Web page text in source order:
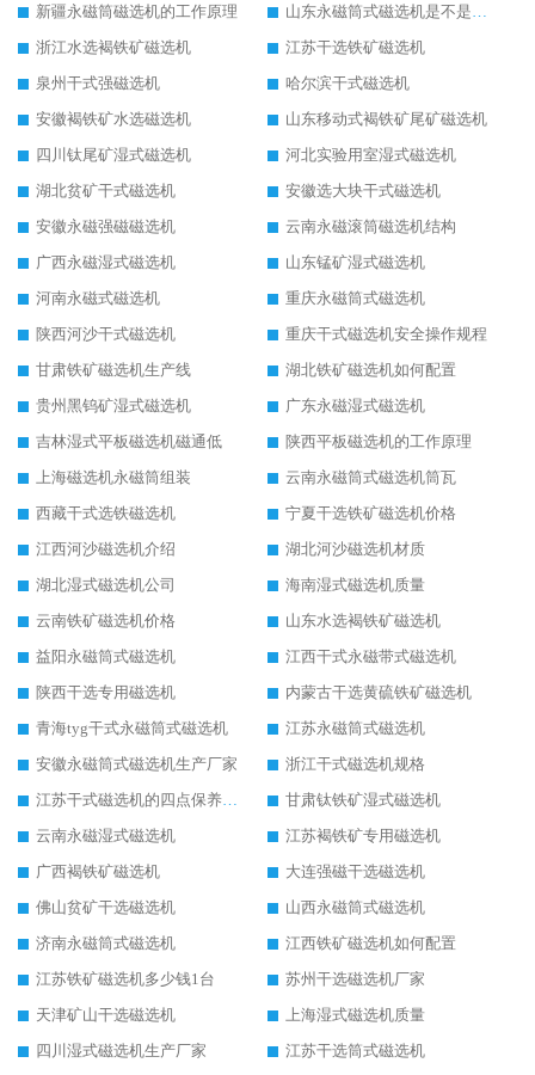
新疆永磁筒磁选机的工作原理
浙江水选褐铁矿磁选机
江苏干选铁矿磁选机
泉州干式强磁选机
哈尔滨干式磁选机
安徽褐铁矿水选磁选机
山东移动式褐铁矿尾矿磁选机
四川钛尾矿湿式磁选机
河北实验用室湿式磁选机
湖北贫矿干式磁选机
安徽选大块干式磁选机
安徽永磁强磁磁选机
云南永磁滚筒磁选机结构
广西永磁湿式磁选机
山东锰矿湿式磁选机
河南永磁式磁选机
重庆永磁筒式磁选机
陕西河沙干式磁选机
重庆干式磁选机安全操作规程
甘肃铁矿磁选机生产线
湖北铁矿磁选机如何配置
贵州黑钨矿湿式磁选机
广东永磁湿式磁选机
吉林湿式平板磁选机磁通低
陕西平板磁选机的工作原理
上海磁选机永磁筒组装
云南永磁筒式磁选机筒瓦
西藏干式选铁磁选机
宁夏干选铁矿磁选机价格
江西河沙磁选机介绍
湖北河沙磁选机材质
湖北湿式磁选机公司
海南湿式磁选机质量
云南铁矿磁选机价格
山东水选褐铁矿磁选机
益阳永磁筒式磁选机
江西干式永磁带式磁选机
陕西干选专用磁选机
内蒙古干选黄硫铁矿磁选机
青海tyg干式永磁筒式磁选机
江苏永磁筒式磁选机
安徽永磁筒式磁选机生产厂家
浙江干式磁选机规格
甘肃钛铁矿湿式磁选机
云南永磁湿式磁选机
江苏褐铁矿专用磁选机
广西褐铁矿磁选机
大连强磁干选磁选机
佛山贫矿干选磁选机
山西永磁筒式磁选机
济南永磁筒式磁选机
江西铁矿磁选机如何配置
江苏铁矿磁选机多少钱1台
苏州干选磁选机厂家
天津矿山干选磁选机
上海湿式磁选机质量
四川湿式磁选机生产厂家
江苏干选筒式磁选机